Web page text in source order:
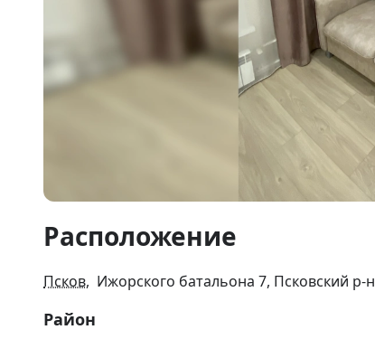
1
14
Расположение
Псков, Ижорского батальона 7, Псковский р-н
Район